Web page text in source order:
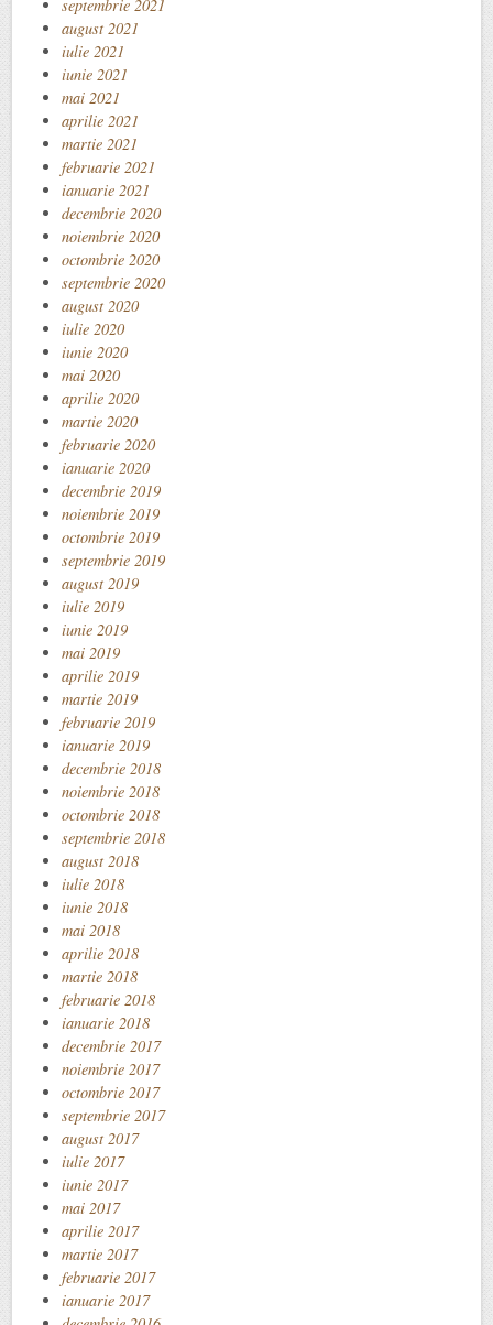
septembrie 2021
august 2021
iulie 2021
iunie 2021
mai 2021
aprilie 2021
martie 2021
februarie 2021
ianuarie 2021
decembrie 2020
noiembrie 2020
octombrie 2020
septembrie 2020
august 2020
iulie 2020
iunie 2020
mai 2020
aprilie 2020
martie 2020
februarie 2020
ianuarie 2020
decembrie 2019
noiembrie 2019
octombrie 2019
septembrie 2019
august 2019
iulie 2019
iunie 2019
mai 2019
aprilie 2019
martie 2019
februarie 2019
ianuarie 2019
decembrie 2018
noiembrie 2018
octombrie 2018
septembrie 2018
august 2018
iulie 2018
iunie 2018
mai 2018
aprilie 2018
martie 2018
februarie 2018
ianuarie 2018
decembrie 2017
noiembrie 2017
octombrie 2017
septembrie 2017
august 2017
iulie 2017
iunie 2017
mai 2017
aprilie 2017
martie 2017
februarie 2017
ianuarie 2017